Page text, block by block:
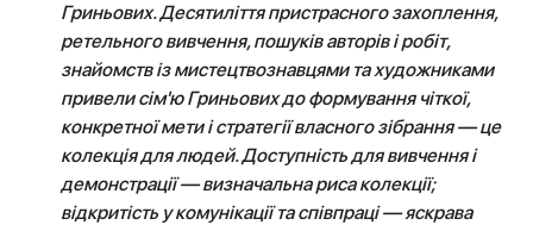
Гриньових. Десятиліття пристрасного захоплення,
ретельного вивчення, пошуків авторів і робіт,
знайомств із мистецтвознавцями та художниками
привели сім'ю Гриньових до формування чіткої,
конкретної мети і стратегії власного зібрання — це
колекція для людей. Доступність для вивчення і
демонстрації — визначальна риса колекції;
відкритість у комунікації та співпраці — яскрава